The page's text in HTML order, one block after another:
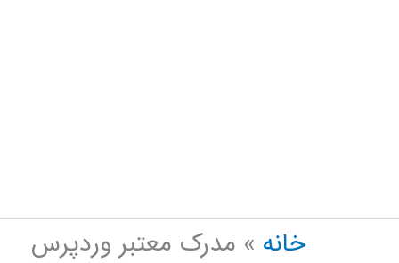
خانه
مدرک معتبر وردپرس